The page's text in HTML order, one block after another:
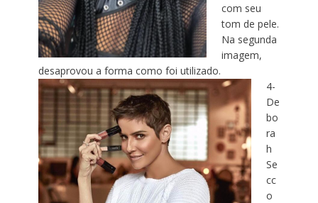
com seu
tom de pele.
Na segunda
imagem,
desaprovou a forma como foi utilizado.
4-
De
bo
ra
h
Se
cc
o